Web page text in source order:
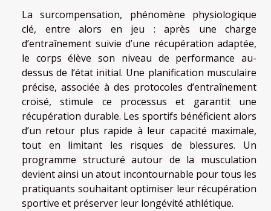
La surcompensation, phénomène physiologique
clé, entre alors en jeu : après une charge
d’entraînement suivie d’une récupération adaptée,
le corps élève son niveau de performance au-
dessus de l’état initial. Une planification musculaire
précise, associée à des protocoles d’entraînement
croisé, stimule ce processus et garantit une
récupération durable. Les sportifs bénéficient alors
d’un retour plus rapide à leur capacité maximale,
tout en limitant les risques de blessures. Un
programme structuré autour de la musculation
devient ainsi un atout incontournable pour tous les
pratiquants souhaitant optimiser leur récupération
sportive et préserver leur longévité athlétique.